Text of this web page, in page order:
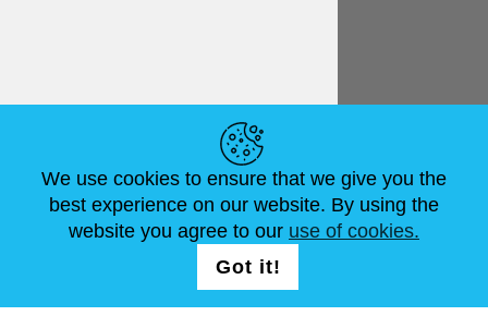
NOVEDADES
ARTÍCULOS
ABOUT US
FAQ
TAMAÑOS ESTÁNDAR
CONTÁCTANOS
We use cookies to ensure that we give you the
best experience on our website. By using the
website you agree to our use of cookies.
Got it!